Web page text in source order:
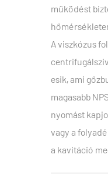
működést
A viszkózus
esik, ami
magasabb
nyomást
vagy a
a kavitáció